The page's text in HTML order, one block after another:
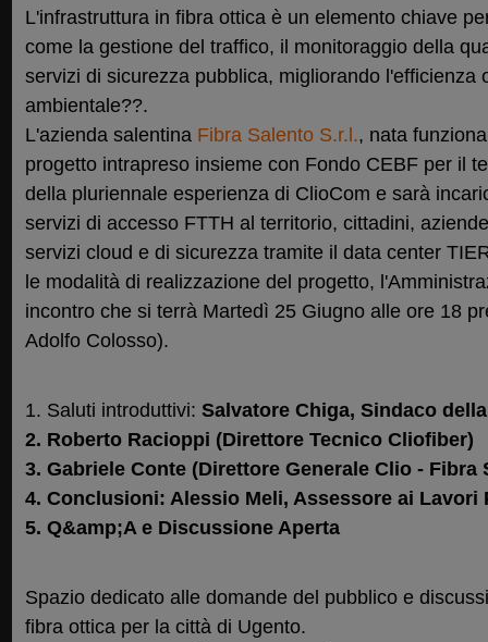
L'infrastruttura in fibra ottica è un elemento chiave
come la gestione del traffico, il monitoraggio della
servizi di sicurezza pubblica, migliorando l'efficienza
ambientale??.
L'azienda salentina Fibra Salento S.r.l., nata
progetto intrapreso insieme con Fondo CEBF per il
della pluriennale esperienza di ClioCom e sarà
servizi di accesso FTTH al territorio, cittadini,
servizi cloud e di sicurezza tramite il data center
le modalità di realizzazione del progetto,
incontro che si terrà Martedì 25 Giugno alle ore 18
Adolfo Colosso).
1. Saluti introduttivi: Salvatore Chiga, Sindaco
2. Roberto Racioppi (Direttore Tecnico Cliofiber)
3. Gabriele Conte (Direttore Generale Clio - Fibra
4. Conclusioni: Alessio Meli, Assessore ai Lavori
5. Q&amp;A e Discussione Aperta
Spazio dedicato alle domande del pubblico e
fibra ottica per la città di Ugento.